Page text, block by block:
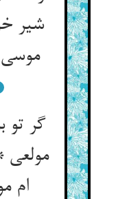
شیر
موسی
گر تو
مولعی
ام